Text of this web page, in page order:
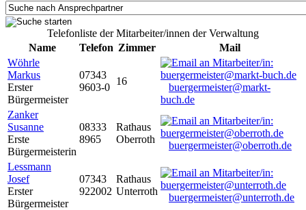
Telefonliste der Mitarbeiter/innen der Verwaltung
Name
Telefon Zimmer
Mail
Wöhrle
Markus
Erster
Bürgermeister
07343
9603-0
16
buergermeister@markt-
buch.de
Zanker
Susanne
Erste
Bürgermeisterin
08333
8965
Rathaus
Oberroth
buergermeister@oberroth.de
Lessmann
Josef
Erster
Bürgermeister
07343
922002
Rathaus
Unterroth
buergermeister@unterroth.de